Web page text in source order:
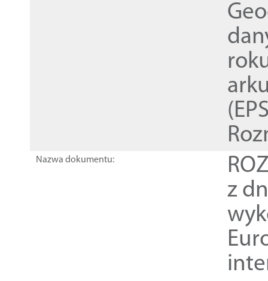
Nazwa dokumentu:
z